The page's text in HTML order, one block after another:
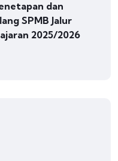
dan
SPMB Jalur
2025/2026